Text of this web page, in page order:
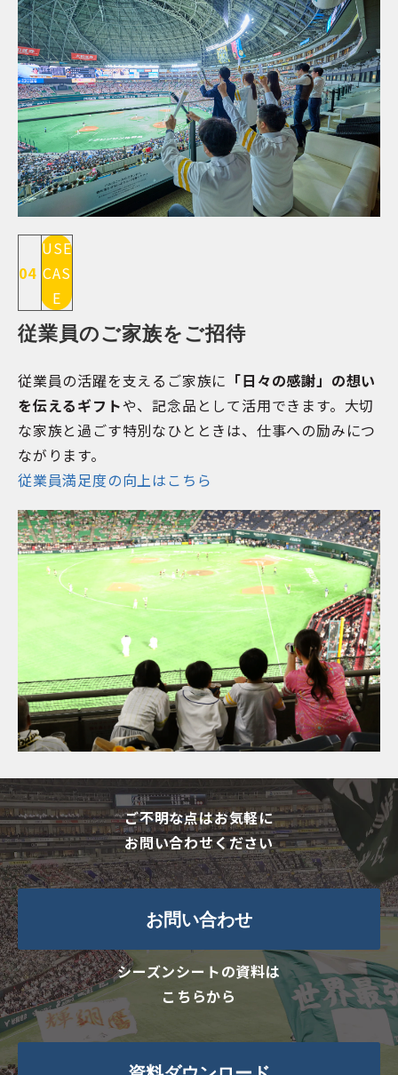
04
USE
CAS
E
従業員のご家族をご招待
従業員の活躍を支えるご家族に 「日々の感謝」の想い
を伝えるギフトや、記念品として活用できます。大切
な家族と過ごす特別なひとときは、仕事への励みにつ
ながります。
従業員満足度の向上はこちら
ご不明な点はお気軽に
お問い合わせください
お問い合わせ
シーズンシートの資料は
こちらから